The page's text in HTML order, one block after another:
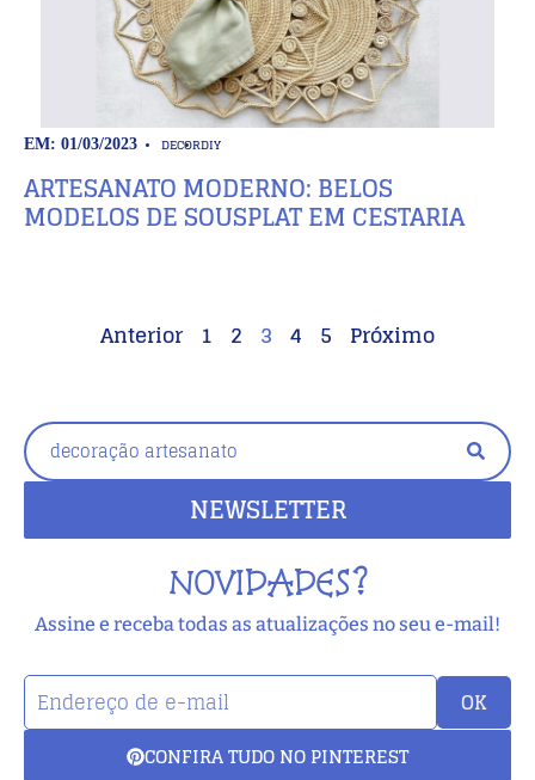
EM: 01/03/2023 DECORDIY
ARTESANATO MODERNO: BELOS
MODELOS DE SOUSPLAT EM CESTARIA
Anterior 1 2 3 4 5 Próximo
NEWSLETTER
NOVIDADES?
Assine e receba todas as atualizações no seu e-mail!
OK
CONFIRA TUDO NO PINTEREST